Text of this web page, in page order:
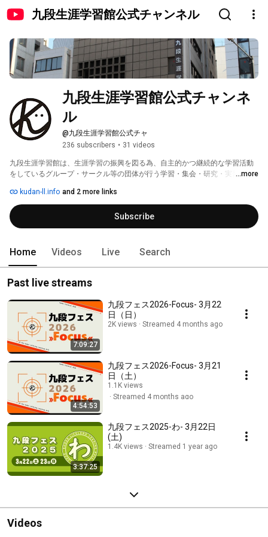
九段生涯学習館公式チャンネル
九段生涯学習館公式チャンネ
ル
@九段生涯学習館公式チャ
236 subscribers • 31 videos
九段生涯学習館は、生涯学習の振興を図る為、自主的かつ継続的な学習活動
をしているグループ・サークル等の団体が行う学習・集会・研究・実習等に
...more
kudan-ll.info and 2 more links
Subscribe
Home Videos Live Search
Past live streams
7:09:27
九段フェス2026-Focus- 3月22
日（日）
2K views Streamed 4 months ago
4:54:53
九段フェス2026-Focus- 3月21
日（土）
1.1K views
Streamed 4 months ago
3:37:25
九段フェス2025-わ- 3月22日
(土)
1.4K views Streamed 1 year ago
Videos